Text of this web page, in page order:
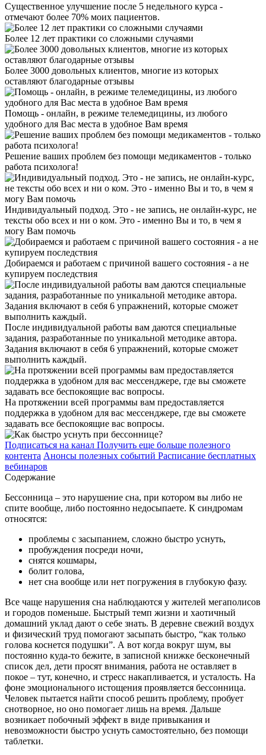
Существенное улучшение после 5 недельного курса -
отмечают более 70% моих пациентов.
Более 12 лет практики со сложными случаями
Более 3000 довольных клиентов, многие из которых
оставляют благодарные отзывы
Помощь - онлайн, в режиме телемедицины, из любого
удобного для Вас места в удобное Вам время
Решение ваших проблем без помощи медикаментов - только
работа психолога!
Индивидуальный подход. Это - не запись, не онлайн-курс, не
тексты обо всех и ни о ком. Это - именно Вы и то, в чем я
могу Вам помочь
Добираемся и работаем с причиной вашего состояния - а не
купируем последствия
После индивидуальной работы вам даются специальные
задания, разработанные по уникальной методике автора.
Задания включают в себя 6 упражнений, которые сможет
выполнить каждый.
На протяжении всей программы вам предоставляется
поддержка в удобном для вас мессенджере, где вы сможете
задавать все беспокоящие вас вопросы.
Подписаться на канал Получить еще больше полезного
контента Анонсы полезных событий Расписание бесплатных
вебинаров
Содержание
Бессонница – это нарушение сна, при котором вы либо не
спите вообще, либо постоянно недосыпаете. К синдромам
относятся:
проблемы с засыпанием, сложно быстро уснуть,
пробуждения посреди ночи,
снятся кошмары,
болит голова,
нет сна вообще или нет погружения в глубокую фазу.
Все чаще нарушения сна наблюдаются у жителей мегаполисов
и городов поменьше. Быстрый темп жизни и хаотичный
домашний уклад дают о себе знать. В деревне свежий воздух
и физический труд помогают засыпать быстро, “как только
голова коснется подушки”. А вот когда вокруг шум, вы
постоянно куда-то бежите, в записной книжке бесконечный
список дел, дети просят внимания, работа не оставляет в
покое – тут, конечно, и стресс накапливается, и усталость. На
фоне эмоционального истощения проявляется бессонница.
Человек пытается найти способ решить проблему, пробует
снотворное, но оно помогает лишь на время. Дальше
возникает побочный эффект в виде привыкания и
невозможности быстро уснуть самостоятельно, без помощи
таблетки.